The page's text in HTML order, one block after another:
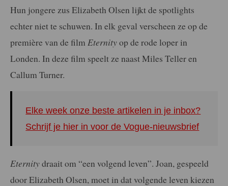
Hun jongere zus Elizabeth Olsen lijkt de spotlights
echter niet te schuwen. In elk geval verscheen ze op de
première van de film Eternityop de rode loper in
Londen. In deze film speelt ze naast Miles Teller en
Callum Turner.
Elke week onze beste artikelen in je inbox?
Schrijf je hier in voor de Vogue-nieuwsbrief
Eternitydraait om “een volgend leven”. Joan, gespeeld
door Elizabeth Olsen, moet in dat volgende leven kiezen